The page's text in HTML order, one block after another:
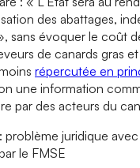
des abattages,
sans évoquer le coût
de canards gras
répercutée en
une information
par des acteurs du
problème juridique
le FMSE